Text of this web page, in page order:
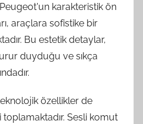
karakteristik ön
araçlara sofistike bir
Bu estetik detaylar,
duyduğu ve sıkça
özellikler de
toplamaktadır. Sesli komut